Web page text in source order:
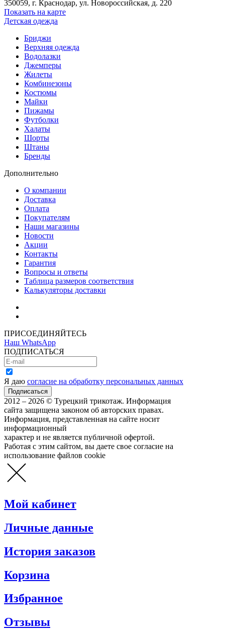
350059, г. Краснодар, ул. ​Новороссийская, д. 220
Показать на карте
Детская одежда
Бриджи
Верхняя одежда
Водолазки
Джемперы
Жилеты
Комбинезоны
Костюмы
Майки
Пижамы
Футболки
Халаты
Шорты
Штаны
Бренды
Дополнительно
О компании
Доставка
Оплата
Покупателям
Наши магазины
Новости
Акции
Контакты
Гарантия
Вопросы и ответы
Таблица размеров соответствия
Калькуляторы доставки
ПРИСОЕДИНЯЙТЕСЬ
Наш WhatsApp
ПОДПИСАТЬСЯ
Я даю согласие на обработку персональных данных
2012 – 2026 © Турецкий трикотаж. Информация
сайта защищена законом об авторских правах.
Информация, представленная на сайте носит
информационный
характер и не является публичной офертой.
Работая с этим сайтом, вы даете свое согласие на
использование файлов cookie
Мой кабинет
Личные данные
История заказов
Корзина
Избранное
Отзывы